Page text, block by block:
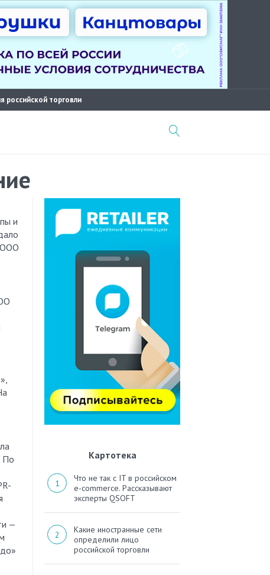
российской торговли
ООО
По
—
Картотека
Что не так с IT в российском
e-commerce. Рассказывают
эксперты QSOFT
Какие иностранные сети
определили лицо
российской торговли